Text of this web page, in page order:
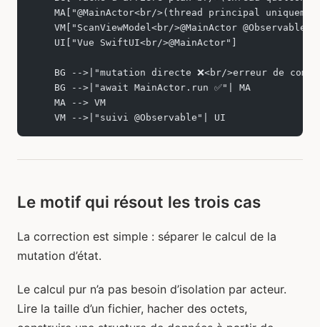
MA["@MainActor<br/>(thread principal
    VM["ScanViewModel<br/>@MainActor @Observable"]
    UI["Vue SwiftUI<br/>@MainActor"]
BG -->|"mutation directe ❌<br/>erreur de
    BG -->|"await MainActor.run ✅"| MA
    MA --> VM
    VM -->|"suivi @Observable"| UI
Le motif qui résout les trois cas
La correction est simple : séparer le calcul de la
mutation d’état.
Le calcul pur n’a pas besoin d’isolation par acteur.
Lire la taille d’un fichier, hacher des octets,